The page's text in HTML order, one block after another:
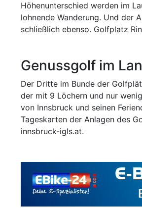
Höhenunterschied werden im
lohnende Wanderung. Und der
schließlich ebenso. Golfplatz
Genussgolf im
Der Dritte im Bunde der
der mit 9 Löchern und nur
von Innsbruck und seinen
Tageskarten der Anlagen des
innsbruck-igls.at.